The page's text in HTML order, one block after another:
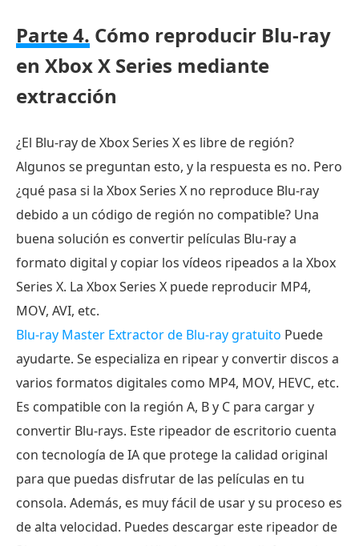
Parte 4. Cómo reproducir Blu-ray
en Xbox X Series mediante
extracción
¿El Blu-ray de Xbox Series X es libre de región?
Algunos se preguntan esto, y la respuesta es no. Pero
¿qué pasa si la Xbox Series X no reproduce Blu-ray
debido a un código de región no compatible? Una
buena solución es convertir películas Blu-ray a
formato digital y copiar los vídeos ripeados a la Xbox
Series X. La Xbox Series X puede reproducir MP4,
MOV, AVI, etc.
Blu-ray Master Extractor de Blu-ray gratuito Puede
ayudarte. Se especializa en ripear y convertir discos a
varios formatos digitales como MP4, MOV, HEVC, etc.
Es compatible con la región A, B y C para cargar y
convertir Blu-rays. Este ripeador de escritorio cuenta
con tecnología de IA que protege la calidad original
para que puedas disfrutar de las películas en tu
consola. Además, es muy fácil de usar y su proceso es
de alta velocidad. Puedes descargar este ripeador de